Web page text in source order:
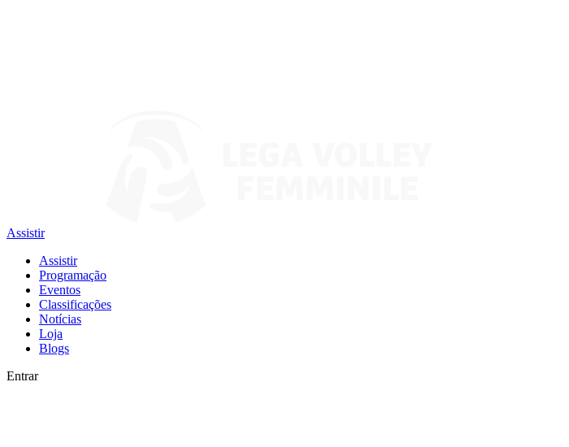
Assistir
Assistir
Programação
Eventos
Classificações
Notícias
Loja
Blogs
Entrar